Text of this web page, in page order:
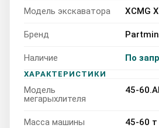
XCMG XE470C
45-60 т
Модель экскаватора XCMG
Бренд
Наличие По
ХАРАКТЕРИСТИКИ
Модель
мегарыхлителя
45-
Масса машины 45-60 т